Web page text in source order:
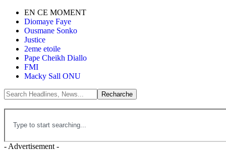
EN CE MOMENT
Diomaye Faye
Ousmane Sonko
Justice
2eme etoile
Pape Cheikh Diallo
FMI
Macky Sall ONU
- Advertisement -